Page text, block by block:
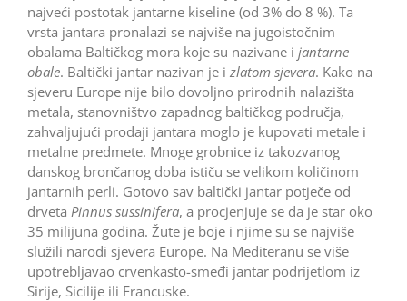
najveći postotak jantarne kiseline (od 3% do 8 %). Ta
vrsta jantara pronalazi se najviše na jugoistočnim
obalama Baltičkog mora koje su nazivane i jantarne
obale. Baltički jantar nazivan je i zlatom sjevera. Kako na
sjeveru Europe nije bilo dovoljno prirodnih nalazišta
metala, stanovništvo zapadnog baltičkog područja,
zahvaljujući prodaji jantara moglo je kupovati metale i
metalne predmete. Mnoge grobnice iz takozvanog
danskog brončanog doba ističu se velikom količinom
jantarnih perli. Gotovo sav baltički jantar potječe od
drveta Pinnus sussinifera, a procjenjuje se da je star oko
35 milijuna godina. Žute je boje i njime su se ­najviše
služili narodi sjevera Europe. Na Mediteranu se više
upotrebljavao crvenkasto-smeđi jantar podrijetlom iz
Sirije, Sicilije ili Francuske.